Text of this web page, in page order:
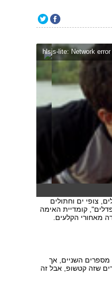
hlsjs-lite: Network error
צופי ים וחתולים
קומדיית האימה
מאחורי הקלעים.
מספרים השניים, אך
שזה קטשופ, אבל זה